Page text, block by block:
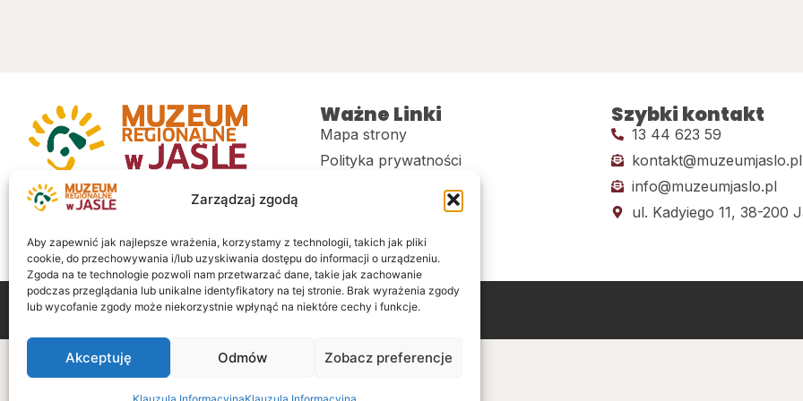
Zarządzaj zgodą
Aby zapewnić jak najlepsze wrażenia, korzystamy z technologii, takich jak pliki
cookie, do przechowywania i/lub uzyskiwania dostępu do informacji o urządzeniu.
Zgoda na te technologie pozwoli nam przetwarzać dane, takie jak zachowanie
podczas przeglądania lub unikalne identyfikatory na tej stronie. Brak wyrażenia zgody
lub wycofanie zgody może niekorzystnie wpłynąć na niektóre cechy i funkcje.
Akceptuję Odmów Zobacz preferencje
Muzeum regionalne w Jaśle im. dr.
Stanisława Kadyiego
Ważne Linki
Mapa strony
Polityka prywatności
Deklaracja dostępności
Sklep
Szybki kontakt
13 44 623 59
kontakt@muzeumjaslo.pl
info@muzeumjaslo.pl
ul. Kadyiego 11, 38-200
Wszelkie prawa zastrzeżoneRealizacja: LiderOnline